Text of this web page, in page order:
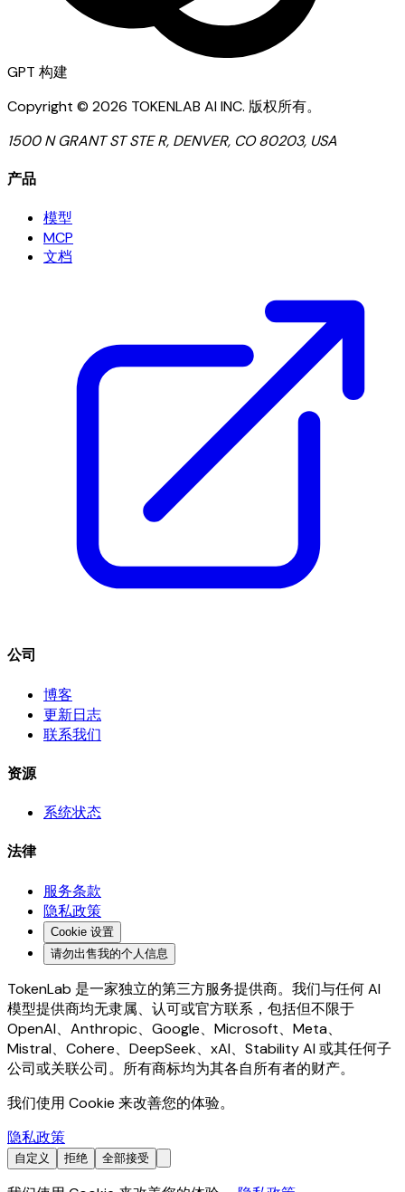
GPT 构建
Copyright © 2026 TOKENLAB AI INC. 版权所有。
1500 N GRANT ST STE R, DENVER, CO 80203, USA
产品
模型
MCP
文档
公司
博客
更新日志
联系我们
资源
系统状态
法律
服务条款
隐私政策
Cookie 设置
请勿出售我的个人信息
TokenLab 是一家独立的第三方服务提供商。我们与任何 AI
模型提供商均无隶属、认可或官方联系，包括但不限于
OpenAI、Anthropic、Google、Microsoft、Meta、
Mistral、Cohere、DeepSeek、xAI、Stability AI 或其任何子
公司或关联公司。所有商标均为其各自所有者的财产。
我们使用 Cookie 来改善您的体验。
隐私政策
自定义 拒绝 全部接受